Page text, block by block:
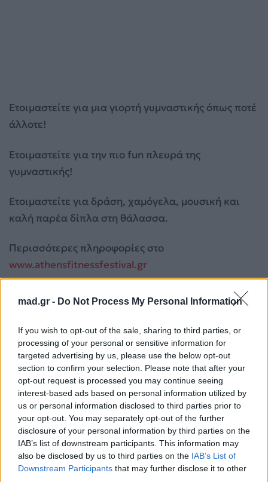
mad.gr - Do Not Process My Personal Information
If you wish to opt-out of the sale, sharing to third parties, or
processing of your personal or sensitive information for
targeted advertising by us, please use the below opt-out
section to confirm your selection. Please note that after your
opt-out request is processed you may continue seeing
interest-based ads based on personal information utilized by
us or personal information disclosed to third parties prior to
your opt-out. You may separately opt-out of the further
disclosure of your personal information by third parties on the
IAB’s list of downstream participants. This information may
also be disclosed by us to third parties on the IAB’s List of
Downstream Participants that may further disclose it to other
Ετοιμαστείτε για μια γιορτή γυμναστικής όπως ποτέ
άλλοτε!
Ετοιμαστείτε για την πιο fun πλευρά της
γυμναστικής!
Ετοιμαστείτε για δράση, χαμόγελα, μουσική και
καλή παρέα δίπλα στη θάλασσα.
Περισσότερες πληροφορίες στο
www.athensfitnessfestival.gr
Για σχόλια, μηνύματα ή φωτογραφικό υλικό